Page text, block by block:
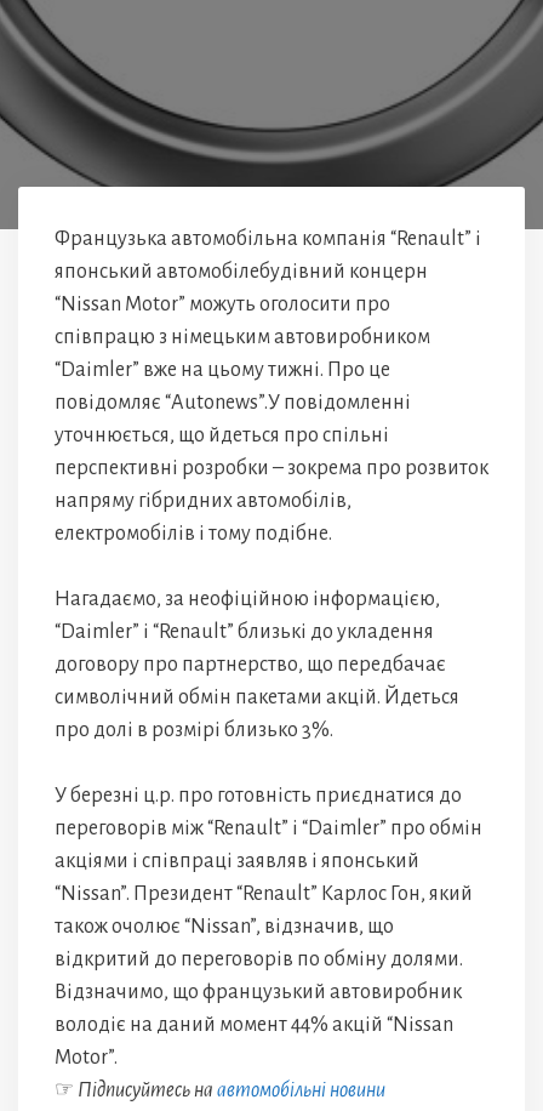
Французька автомобільна компанія “Renault” і
японський автомобілебудівний концерн
“Nissan Motor” можуть оголосити про
співпрацю з німецьким автовиробником
“Daimler” вже на цьому тижні. Про це
повідомляє “Аutonews”.У повідомленні
уточнюється, що йдеться про спільні
перспективні розробки – зокрема про розвиток
напряму гібридних автомобілів,
електромобілів і тому подібне.
Нагадаємо, за неофіційною інформацією,
“Daimler” і “Renault” близькі до укладення
договору про партнерство, що передбачає
символічний обмін пакетами акцій. Йдеться
про долі в розмірі близько 3%.
У березні ц.р. про готовність приєднатися до
переговорів між “Renault” і “Daimler” про обмін
акціями і співпраці заявляв і японський
“Nissan”. Президент “Renault” Карлос Гон, який
також очолює “Nissan”, відзначив, що
відкритий до переговорів по обміну долями.
Відзначимо, що французький автовиробник
володіє на даний момент 44% акцій “Nissan
Motor”.
☞ Підписуйтесь на автомобільні новини